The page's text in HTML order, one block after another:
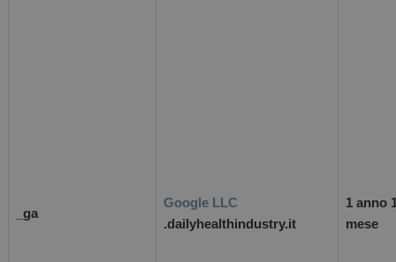
_ga
Google LLC
.dailyhealthindustry.it
1 anno
mese